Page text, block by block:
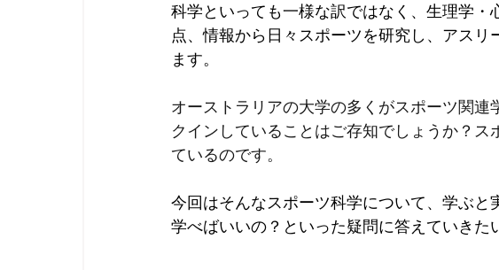
科学といっても一様な訳ではなく、生理学
点、情報から日々スポーツを研究し、アス
ます。
オーストラリアの大学の多くがスポーツ関
クインしていることはご存知でしょうか？
ているのです。
今回はそんなスポーツ科学について、学ぶ
学べばいいの？といった疑問に答えていきた